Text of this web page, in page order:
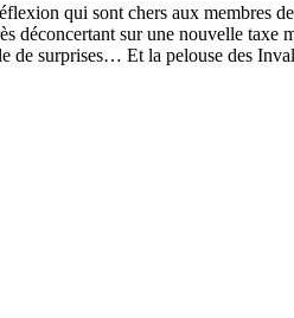
qui sont chers aux membres
sur une nouvelle taxe
surprises… Et la pelouse des